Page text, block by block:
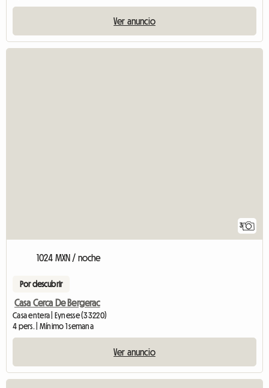
Ver anuncio
3
1024 MXN / noche
Por descubrir
Casa Cerca De Bergerac
Casa entera | Eynesse (33220)
4 pers. | Mínimo 1 semana
Ver anuncio